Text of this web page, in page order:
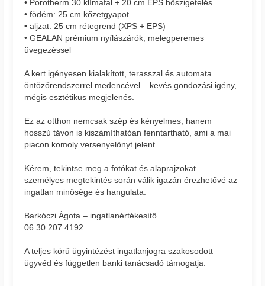
• Porotherm 30 klímafal + 20 cm EPS hőszigetelés
• födém: 25 cm kőzetgyapot
• aljzat: 25 cm rétegrend (XPS + EPS)
• GEALAN prémium nyílászárók, melegperemes
üvegezéssel
A kert igényesen kialakított, terasszal és automata
öntözőrendszerrel medencével – kevés gondozási igény,
mégis esztétikus megjelenés.
Ez az otthon nemcsak szép és kényelmes, hanem
hosszú távon is kiszámíthatóan fenntartható, ami a mai
piacon komoly versenyelőnyt jelent.
Kérem, tekintse meg a fotókat és alaprajzokat –
személyes megtekintés során válik igazán érezhetővé az
ingatlan minősége és hangulata.
Barkóczi Ágota – ingatlanértékesítő
06 30 207 4192
A teljes körű ügyintézést ingatlanjogra szakosodott
ügyvéd és független banki tanácsadó támogatja.